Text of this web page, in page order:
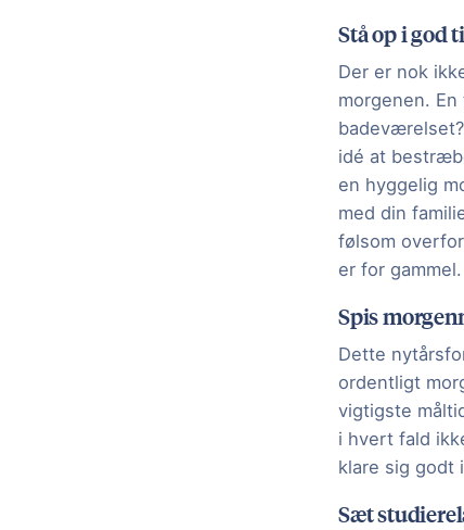
Stå op i god
Der er nok
morgenen.
idé at
en hyggelig
med din
følsom
er for gammel.
Spis
Dette
ordentligt
vigtigste
i hvert fald
klare sig godt
Sæt